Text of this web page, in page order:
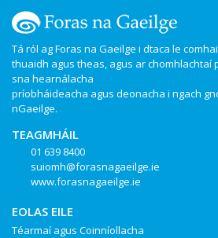
Tá ról ag Foras na Gaeilge i dtaca le
thuaidh agus theas, agus ar chomhlachtaí
sna hearnálacha
príobháideacha agus deonacha i ngach
nGaeilge.
TEAGMHÁIL
01 639 8400
suiomh@forasnagaeilge.ie
www.forasnagaeilge.ie
EOLAS EILE
Téarmaí agus Coinníollacha